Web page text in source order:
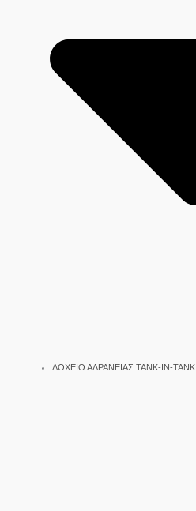
ΔΟΧΕΙΟ ΑΔΡΑΝΕΙΑΣ TANK-IN-TANK